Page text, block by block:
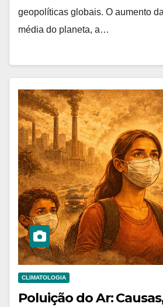
geopolíticas globais. O aumento
média do planeta, a…
CLIMATOLOGIA
Poluição do Ar: